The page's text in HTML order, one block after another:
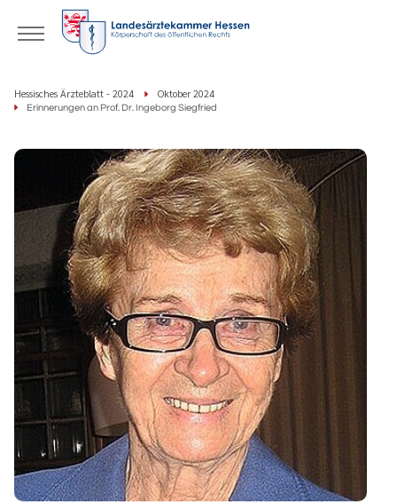
Hessisches Ärzteblatt - 2024 Oktober 2024
Erinnerungen an Prof. Dr. Ingeborg Siegfried